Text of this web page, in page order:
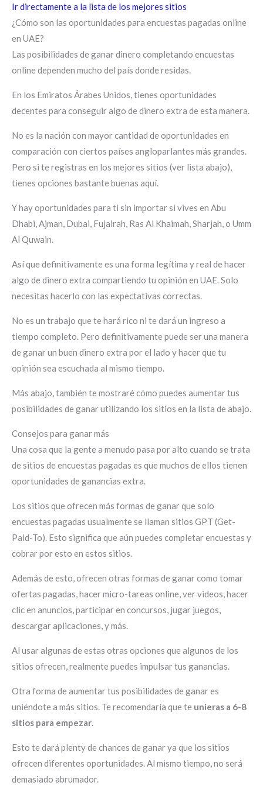
Ir directamente a la lista de los mejores sitios
¿Cómo son las oportunidades para encuestas pagadas online
en UAE?
Las posibilidades de ganar dinero completando encuestas
online dependen mucho del país donde residas.
En los Emiratos Árabes Unidos, tienes oportunidades
decentes para conseguir algo de dinero extra de esta manera.
No es la nación con mayor cantidad de oportunidades en
comparación con ciertos países angloparlantes más grandes.
Pero si te registras en los mejores sitios (ver lista abajo),
tienes opciones bastante buenas aquí.
Y hay oportunidades para ti sin importar si vives en Abu
Dhabi, Ajman, Dubai, Fujairah, Ras Al Khaimah, Sharjah, o Umm
Al Quwain.
Así que definitivamente es una forma legítima y real de hacer
algo de dinero extra compartiendo tu opinión en UAE. Solo
necesitas hacerlo con las expectativas correctas.
No es un trabajo que te hará rico ni te dará un ingreso a
tiempo completo. Pero definitivamente puede ser una manera
de ganar un buen dinero extra por el lado y hacer que tu
opinión sea escuchada al mismo tiempo.
Más abajo, también te mostraré cómo puedes aumentar tus
posibilidades de ganar utilizando los sitios en la lista de abajo.
Consejos para ganar más
Una cosa que la gente a menudo pasa por alto cuando se trata
de sitios de encuestas pagadas es que muchos de ellos tienen
oportunidades de ganancias extra.
Los sitios que ofrecen más formas de ganar que solo
encuestas pagadas usualmente se llaman sitios GPT (Get-
Paid-To). Esto significa que aún puedes completar encuestas y
cobrar por esto en estos sitios.
Además de esto, ofrecen otras formas de ganar como tomar
ofertas pagadas, hacer micro-tareas online, ver videos, hacer
clic en anuncios, participar en concursos, jugar juegos,
descargar aplicaciones, y más.
Al usar algunas de estas otras opciones que algunos de los
sitios ofrecen, realmente puedes impulsar tus ganancias.
Otra forma de aumentar tus posibilidades de ganar es
uniéndote a más sitios. Te recomendaría que te unieras a 6-8
sitios para empezar
Esto te dará plenty de chances de ganar ya que los sitios
ofrecen diferentes oportunidades. Al mismo tiempo, no será
demasiado abrumador.